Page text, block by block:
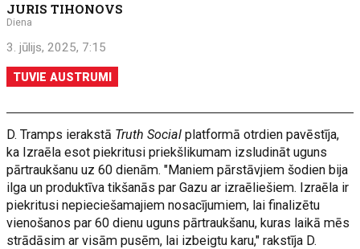
JURIS TIHONOVS
Diena
3. jūlijs, 2025, 7:15
TUVIE AUSTRUMI
D. Tramps ierakstā Truth Social platformā otrdien pavēstīja,
ka Izraēla esot piekritusi priekšlikumam izsludināt uguns
pārtraukšanu uz 60 dienām. "Maniem pārstāvjiem šodien bija
ilga un produktīva tikšanās par Gazu ar izraēliešiem. Izraēla ir
piekritusi nepieciešamajiem nosacījumiem, lai finalizētu
vienošanos par 60 dienu uguns pārtraukšanu, kuras laikā mēs
strādāsim ar visām pusēm, lai izbeigtu karu," rakstīja D.